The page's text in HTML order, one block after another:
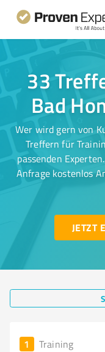
33
Bad
Wer wird gern von
Treffern für
passenden
Anfrage kostenlos
JETZT
1 Training